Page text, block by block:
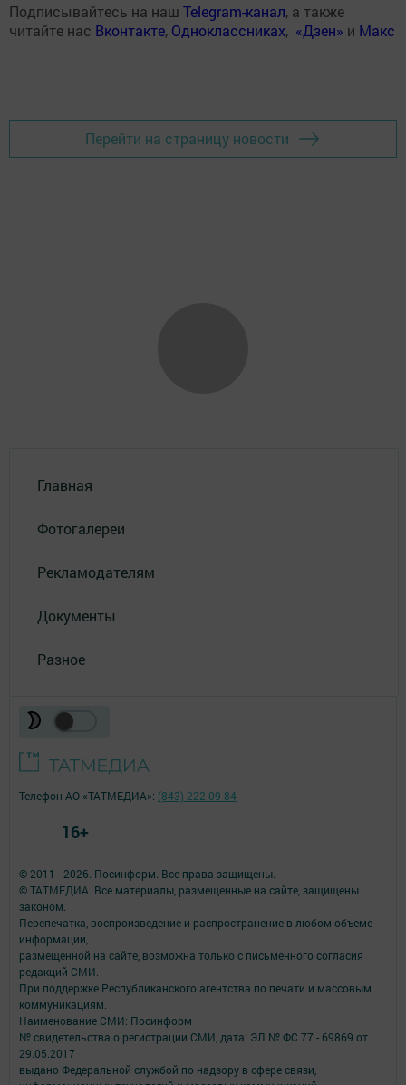
Подписывайтесь на наш Telegram-канал, а также
читайте нас Вконтакте, Одноклассниках, «Дзен» и Макс
Перейти на страницу новости
Главная
Фотогалереи
Рекламодателям
Документы
Разное
© 2011 - 2026. Посинформ. Все права защищены.
© ТАТМЕДИА. Все материалы, размещенные на сайте, защищены
законом.
Перепечатка, воспроизведение и распространение в любом объеме
информации,
размещенной на сайте, возможна только с письменного согласия
редакций СМИ.
При поддержке Республиканского агентства по печати и массовым
коммуникациям.
Наименование СМИ: Посинформ
№ свидетельства о регистрации СМИ, дата: ЭЛ № ФС 77 - 69869 от
29.05.2017
выдано Федеральной службой по надзору в сфере связи,
Телефон АО «ТАТМЕДИА»: (843) 222 09 84
16+